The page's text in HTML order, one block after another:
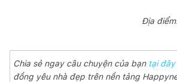
Địa
Chia sẻ ngay câu chuyện của bạn tại đây
đồng yêu nhà đẹp trên nền tảng